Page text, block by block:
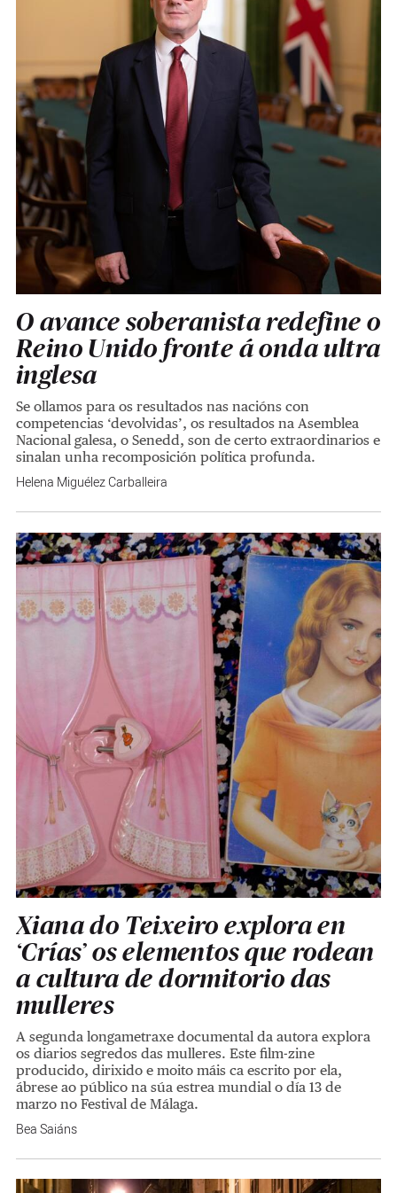
O avance soberanista redefine o
Reino Unido fronte á onda ultra
inglesa
Se ollamos para os resultados nas nacións con
competencias ‘devolvidas’, os resultados na Asemblea
Nacional galesa, o Senedd, son de certo extraordinarios e
sinalan unha recomposición política profunda.
Helena Miguélez Carballeira
Xiana do Teixeiro explora en
‘Crías’ os elementos que rodean
a cultura de dormitorio das
mulleres
A segunda longametraxe documental da autora explora
os diarios segredos das mulleres. Este film-zine
producido, dirixido e moito máis ca escrito por ela,
ábrese ao público na súa estrea mundial o día 13 de
marzo no Festival de Málaga.
Bea Saiáns